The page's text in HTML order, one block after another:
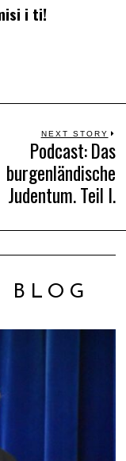
i ti!
NEXT STORY
Podcast: Das
burgenländische
Judentum. Teil I.
BLOG